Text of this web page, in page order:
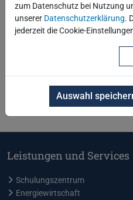
Zurück
Leistungen und Services
Schulungszentrum
Energiewirtschaft
zum Datenschutz bei Nutzung
unserer Datenschutzerklärung.
jederzeit die Cookie-
Auswahl